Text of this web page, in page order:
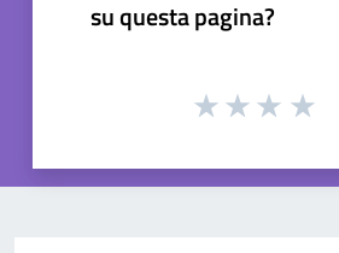
su questa pagina?